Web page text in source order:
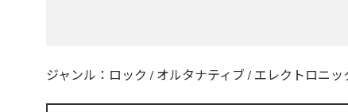
ジャンル： ロック / オルタナティブ / エレクトロニッ